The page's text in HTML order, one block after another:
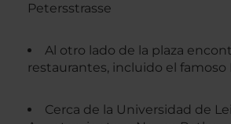
Petersstrasse
Al otro lado de la plaza
restaurantes, incluido el famoso
Cerca de la Universidad de